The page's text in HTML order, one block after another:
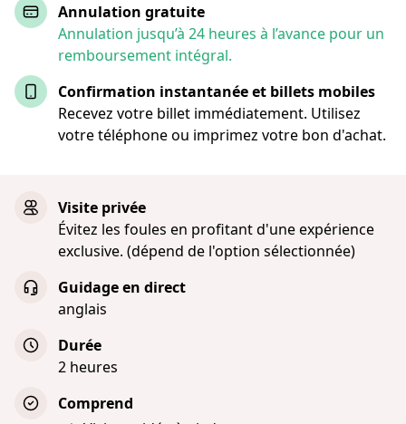
Annulation gratuite
Annulation jusqu’à 24 heures à l’avance pour un
remboursement intégral.
Confirmation instantanée et billets mobiles
Recevez votre billet immédiatement. Utilisez
votre téléphone ou imprimez votre bon d'achat.
Visite privée
Évitez les foules en profitant d'une expérience
exclusive. (dépend de l'option sélectionnée)
Guidage en direct
anglais
Durée
2 heures
Comprend